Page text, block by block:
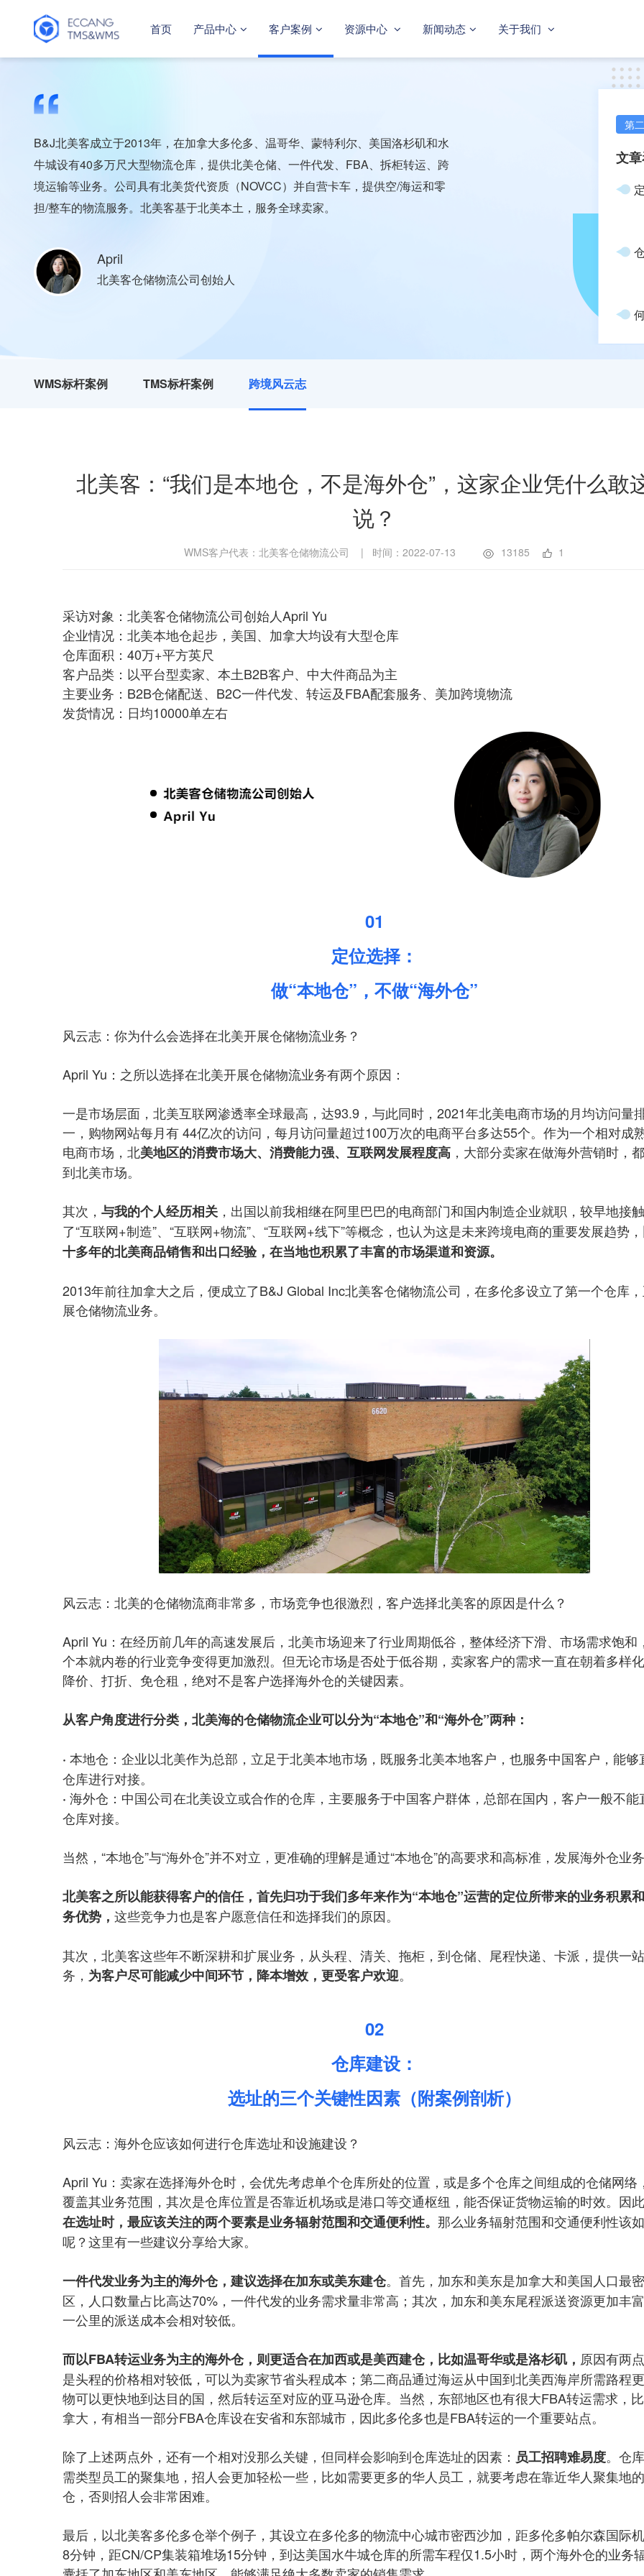
首页 产品中心 客户案例 资源中心 新闻动态 关于我们
B&J北美客成立于2013年，在加拿大多伦多、温哥华、蒙特利尔、美国洛杉矶和水
牛城设有40多万尺大型物流仓库，提供北美仓储、一件代发、FBA、拆柜转运、跨
境运输等业务。公司具有北美货代资质（NOVCC）并自营卡车，提供空/海运和零
担/整车的物流服务。北美客基于北美本土，服务全球卖家。
April
北美客仓储物流公司创始人
第
文
WMS标杆案例 TMS标杆案例 跨境风云志
北美客：“我们是本地仓，不是海外仓”，这家企业凭什么敢
说？
WMS客户代表：北美客仓储物流公司 | 时间：2022-07-13 13185 1
采访对象：北美客仓储物流公司创始人April Yu
企业情况：北美本地仓起步，美国、加拿大均设有大型仓库
仓库面积：40万+平方英尺
客户品类：以平台型卖家、本土B2B客户、中大件商品为主
主要业务：B2B仓储配送、B2C一件代发、转运及FBA配套服务、美加跨境物流
发货情况：日均10000单左右
01
定位选择：
做“本地仓”，不做“海外仓”
风云志：你为什么会选择在北美开展仓储物流业务？
April Yu：之所以选择在北美开展仓储物流业务有两个原因：
一是市场层面，北美互联网渗透率全球最高，达93.9，与此同时，2021年北美电商市场的月均访问量
一，购物网站每月有 44亿次的访问，每月访问量超过100万次的电商平台多达55个。作为一个相对成
电商市场，北美地区的消费市场大、消费能力强、互联网发展程度高 ，大部分卖家在做海外营销时，
到北美市场。
其次， 与我的个人经历相关 ，出国以前我相继在阿里巴巴的电商部门和国内制造企业就职，较早地接
了“互联网+制造”、“互联网+物流”、“互联网+线下”等概念，也认为这是未来跨境电商的重要发展趋势，
十多年的北美商品销售和出口经验，在当地也积累了丰富的市场渠道和资源。
2013年前往加拿大之后，便成立了B&J Global Inc北美客仓储物流公司，在多伦多设立了第一个仓库
展仓储物流业务。
风云志：北美的仓储物流商非常多，市场竞争也很激烈，客户选择北美客的原因是什么？
April Yu：在经历前几年的高速发展后，北美市场迎来了行业周期低谷，整体经济下滑、市场需求饱和
个本就内卷的行业竞争变得更加激烈。但无论市场是否处于低谷期，卖家客户的需求一直在朝着多样
降价、打折、免仓租，绝对不是客户选择海外仓的关键因素。
从客户角度进行分类，北美海的仓储物流企业可以分为“本地仓”和“海外仓”两种：
· 本地仓：企业以北美作为总部，立足于北美本地市场，既服务北美本地客户，也服务中国客户，能够
仓库进行对接。
· 海外仓：中国公司在北美设立或合作的仓库，主要服务于中国客户群体，总部在国内，客户一般不能
仓库对接。
当然，“本地仓”与“海外仓”并不对立，更准确的理解是通过“本地仓”的高要求和高标准，发展海外仓业
北美客之所以能获得客户的信任，首先归功于我们多年来作为“本地仓”运营的定位所带来的业务积累
务优势， 这些竞争力也是客户愿意信任和选择我们的原因。
其次，北美客这些年不断深耕和扩展业务，从头程、清关、拖柜，到仓储、尾程快递、卡派，提供一
务， 为客户尽可能减少中间环节，降本增效，更受客户欢迎。
02
仓库建设：
选址的三个关键性因素（附案例剖析）
风云志：海外仓应该如何进行仓库选址和设施建设？
April Yu：卖家在选择海外仓时，会优先考虑单个仓库所处的位置，或是多个仓库之间组成的仓储网络
覆盖其业务范围，其次是仓库位置是否靠近机场或是港口等交通枢纽，能否保证货物运输的时效。因
在选址时，最应该关注的两个要素是业务辐射范围和交通便利性。 那么业务辐射范围和交通便利性该
呢？这里有一些建议分享给大家。
一件代发业务为主的海外仓，建议选择在加东或美东建仓。首先，加东和美东是加拿大和美国人口最
区，人口数量占比高达70%，一件代发的业务需求量非常高；其次，加东和美东尾程派送资源更加丰
一公里的派送成本会相对较低。
而以FBA转运业务为主的海外仓，则更适合在加西或是美西建仓，比如温哥华或是洛杉矶， 原因有两
是头程的价格相对较低，可以为卖家节省头程成本；第二商品通过海运从中国到北美西海岸所需路程
物可以更快地到达目的国，然后转运至对应的亚马逊仓库。当然，东部地区也有很大FBA转运需求，
拿大，有相当一部分FBA仓库设在安省和东部城市，因此多伦多也是FBA转运的一个重要站点。
除了上述两点外，还有一个相对没那么关键，但同样会影响到仓库选址的因素： 员工招聘难易度。仓
需类型员工的聚集地，招人会更加轻松一些，比如需要更多的华人员工，就要考虑在靠近华人聚集地
仓，否则招人会非常困难。
最后，以北美客多伦多仓举个例子，其设立在多伦多的物流中心城市密西沙加，距多伦多帕尔森国际
8分钟，距CN/CP集装箱堆场15分钟，到达美国水牛城仓库的所需车程仅1.5小时，两个海外仓的业务